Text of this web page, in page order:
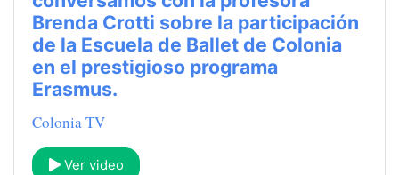
Brenda Crotti sobre la participación
de la Escuela de Ballet de Colonia
en el prestigioso programa
Erasmus.
Colonia TV
Ver video